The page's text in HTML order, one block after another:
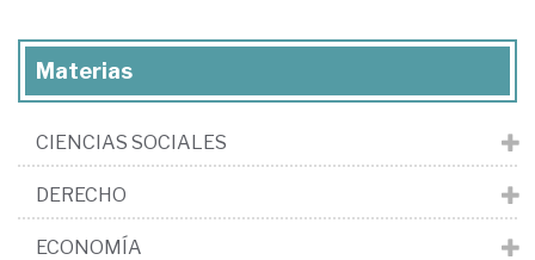
Materias
CIENCIAS SOCIALES
DERECHO
ECONOMÍA